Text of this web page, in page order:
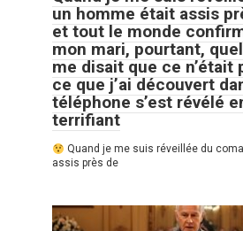
un homme était assis
et tout le monde
mon mari, pourtant,
me disait que ce n’était
ce que j’ai découvert
téléphone s’est révélé
terrifiant
Quand je me suis réveillée du
assis près de